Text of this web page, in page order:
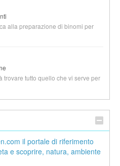
alla preparazione di binomi per
trovare tutto quello che vi serve per
il portale di riferimento
e scoprire, natura, ambiente